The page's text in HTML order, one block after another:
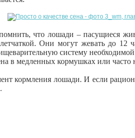
что лошади – пасущиеся
Они могут жевать до 12
систему
в медленных кормушках или
кормления лошади. И если